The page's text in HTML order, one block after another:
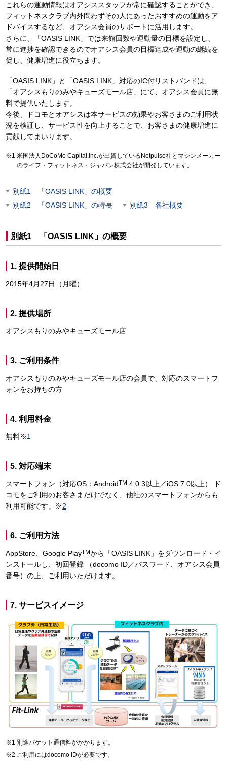
これらの運動情報はオアシススタッフが常に確認することができ、
フィットネスクラブ内外問わずその人にあったおすすめの運動をア
ドバイスするなど、オアシス会員のサポートに活用します。
さらに、「OASIS LINK」では来館回数や運動量の目標を設定し、
常に進捗を確認できるのでオアシス会員の目標達成や運動の継続を
促し、健康増進に役立ちます。
「OASIS LINK」と「OASIS LINK」対応のIC付リストバンドは、
「オアシスもりのみやキューズモール店」にて、オアシス会員に無
料で提供いたします。
今後、ドコモとオアシスは本サービスの効果やお客さまのご利用状
況を検証し、サービス性を向上することで、お客さまの健康増進に
貢献してまいります。
米国法人DoCoMo Capital,Inc.が出資しているNetpulse社とマシンメーカー
のライフ・フィットネス・ジャパン株式会社が開発しています。
別紙1 「OASIS LINK」の概要
別紙2 「OASIS LINK」の特長
別紙3 各社概要
別紙1 「OASIS LINK」の概要
1. 提供開始日
2015年4月27日（月曜）
2. 提供場所
オアシスもりのみやキューズモール店
3. ご利用条件
オアシスもりのみやキューズモール店の会員で、対応のスマートフ
ォンをお持ちの方
4. 利用料金
無料※1
5. 対応端末
スマートフォン（対応OS：AndroidTM 4.0.3以上／iOS 7.0以上） ド
コモをご利用のお客さまだけでなく、他社のスマートフォンからも
利用可能です。※2
6. ご利用方法
AppStore、Google PlayTMから「OASIS LINK」をダウンロード・イ
ンストールし、初回登録 （docomo ID／パスワード、オアシス会員
番号）の上、ご利用いただけます。
7. サービスイメージ
別途パケット通信料がかかります。
ご利用にはdocomo IDが必要です。